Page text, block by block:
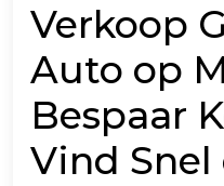
Verkoop
Auto op
Bespaar
Vind Snel